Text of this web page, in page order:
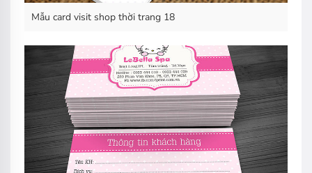
Mẫu card visit shop thời trang 18